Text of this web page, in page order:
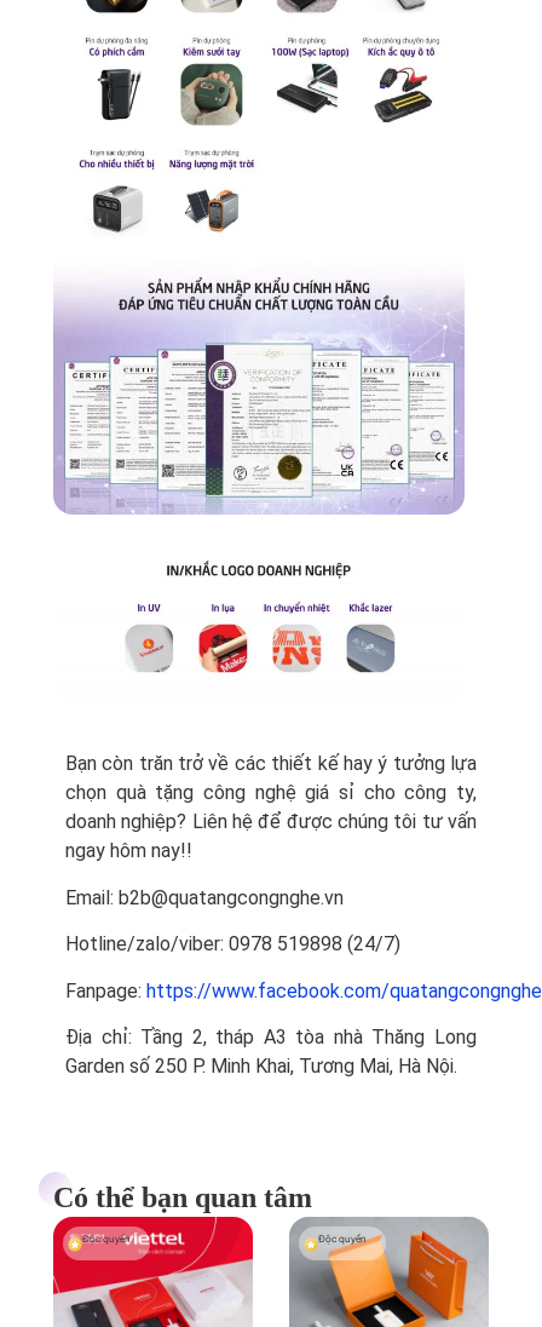
Bạn còn trăn trở về các thiết kế hay ý tưởng lựa
chọn quà tặng công nghệ giá sỉ cho công ty,
doanh nghiệp? Liên hệ để được chúng tôi tư vấn
ngay hôm nay!!
Email: b2b@quatangcongnghe.vn
Hotline/zalo/viber: 0978 519898‬ (24/7)
Fanpage: https://www.facebook.com/
Địa chỉ: Tầng 2, tháp A3 tòa nhà Thăng Long
Garden số 250 P. Minh Khai, Tương Mai, Hà Nội.
Có thể bạn quan tâm
Độc quyền Độc quyền